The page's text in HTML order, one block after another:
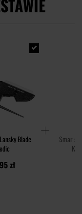
Blade
zł
Smar